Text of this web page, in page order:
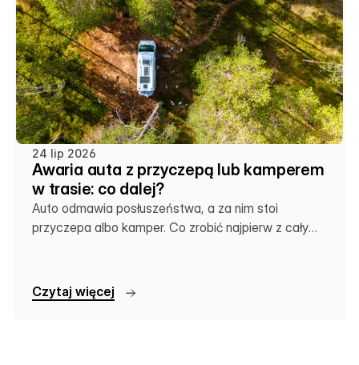
24 lip 2026
Awaria auta z przyczepą lub kamperem
w trasie: co dalej?
Auto odmawia posłuszeństwa, a za nim stoi
przyczepa albo kamper. Co zrobić najpierw z całym
Czytaj więcej